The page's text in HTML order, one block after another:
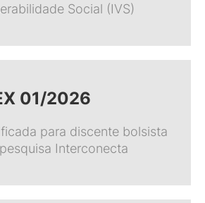
Social (IVS)
01/2026
para discente bolsista
Interconecta